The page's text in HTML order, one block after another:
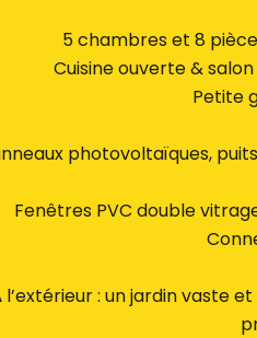
5 chambres et 8
Cuisine ouverte &
Petite
photovoltaïques,
Fenêtres PVC double
l’extérieur : un jardin vaste